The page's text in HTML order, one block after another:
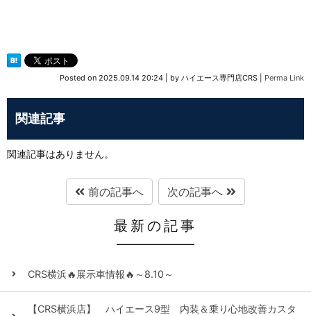
Posted on 2025.09.14 20:24 by ハイエース専門店CRS Perma Link
関連記事
関連記事はありません。
前の記事へ 次の記事へ
最新の記事
CRS横浜🔥展示車情報🔥～8.10～
【CRS横浜店】 ハイエース9型 内装＆乗り心地改善カスタ